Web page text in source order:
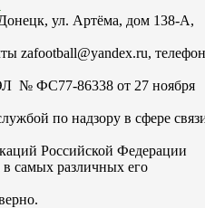
ул. Артёма, дом 138-А,
zafootball@yandex.ru, телефон
№ ФС77-86338 от 27 ноября
по надзору в сфере
Российской Федерации
самых различных его